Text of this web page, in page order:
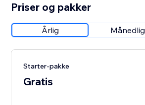
Priser og pakker
Årlig Månedlig
Starter-pakke
Gratis